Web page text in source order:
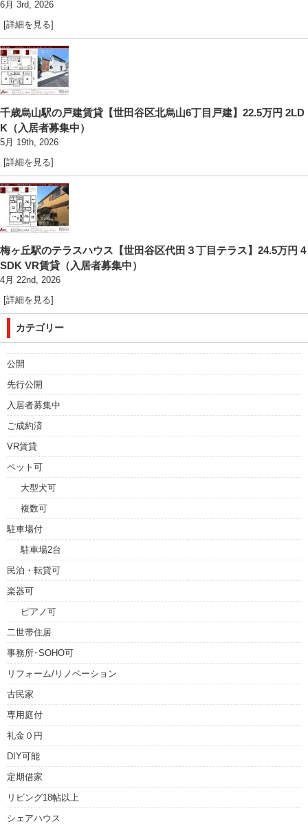
6月 3rd, 2026
[詳細を見る]
千歳烏山駅の戸建賃貸【世田谷区北烏山6丁目戸建】22.5万円 2LD
K（入居者募集中）
5月 19th, 2026
[詳細を見る]
梅ヶ丘駅のテラスハウス【世田谷区代田３丁目テラス】24.5万円 4
SDK VR賃貸（入居者募集中）
4月 22nd, 2026
[詳細を見る]
カテゴリー
公開
先行公開
入居者募集中
ご成約済
VR賃貸
ペット可
大型犬可
複数可
駐車場付
駐車場2台
民泊・転貸可
楽器可
ピアノ可
二世帯住居
事務所･SOHO可
リフォーム/リノベーション
古民家
専用庭付
礼金０円
DIY可能
定期借家
リビング18帖以上
シェアハウス